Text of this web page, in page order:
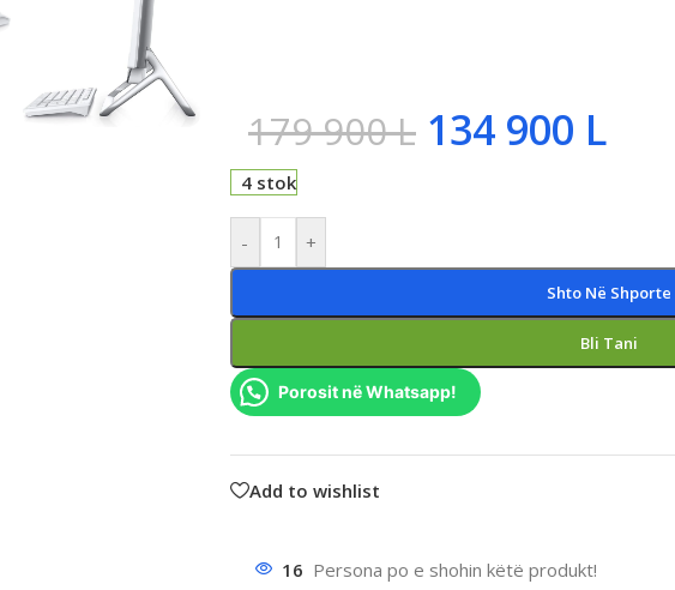
179 900L 134 900 L
4 stok
- +
Shto Në Shporte
Bli Tani
Porosit në Whatsapp!
Add to wishlist
16 Persona po e shohin këtë produkt!